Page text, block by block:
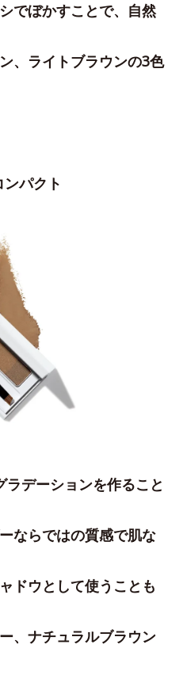
でぼかすことで、自然
、ライトブラウンの3色
パクト
デーションを作ること
ならではの質感で肌な
ドウとして使うことも
、ナチュラルブラウン